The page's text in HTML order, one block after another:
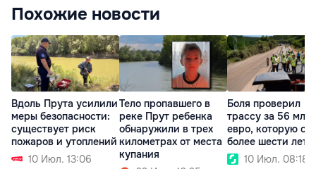
Похожие новости
Вдоль Прута усилили
меры безопасности:
существует риск
пожаров и утоплений
10 Июл. 13:06
Тело пропавшего в
реке Прут ребенка
обнаружили в трех
километрах от места
купания
Боля проверил
трассу за 56 млн
евро, которую
более шести лет
10 Июл. 08:18